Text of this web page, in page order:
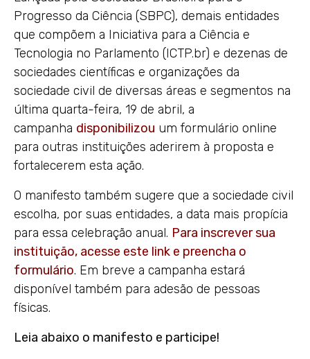
Progresso da Ciência (SBPC), demais entidades
que compõem a Iniciativa para a Ciência e
Tecnologia no Parlamento (ICTP.br) e dezenas de
sociedades científicas e organizações da
sociedade civil de diversas áreas e segmentos na
última quarta-feira, 19 de abril, a
campanha disponibilizou um formulário online
para outras instituições aderirem à proposta e
fortalecerem esta ação.
O manifesto também sugere que a sociedade civil
escolha, por suas entidades, a data mais propícia
para essa celebração anual. Para inscrever sua
instituição, acesse este link e preencha o
formulário. Em breve a campanha estará
disponível também para adesão de pessoas
físicas.
Leia abaixo o manifesto e participe!